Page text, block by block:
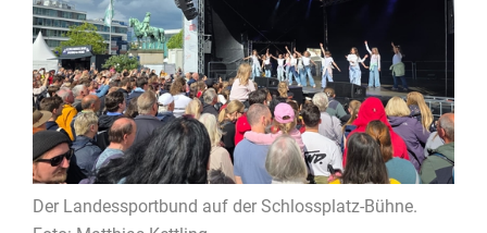
Der Landessportbund auf der Schlossplatz-Bühne.